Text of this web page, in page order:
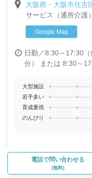
く一緒に働く仲間を
1,000円～】
大阪府・大阪市住吉
サービス（通所介護）
Google Map
日勤／8:30～17:30
分） または 8:30～
大型施設
若手多い
育成重視
のんびり
（勤
電話で問い合わせる
(無料)